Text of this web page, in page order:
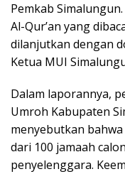
Pemkab
Al-Qur’an yang
dilanjutkan dengan
Ketua MUI
Dalam laporannya,
Umroh Kabupaten
menyebutkan
dari 100 jamaah
penyelenggara.